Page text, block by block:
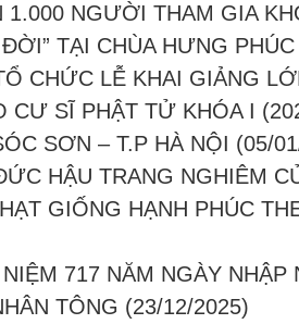
1.000 NGƯỜI THAM GIA
TẠI CHÙA HƯNG PHÚC
CHỨC LỄ KHAI GIẢNG
CƯ SĨ PHẬT TỬ KHÓA I
SƠN – T.P HÀ NỘI (05/
HẬU TRANG NGHIÊM
GIỐNG HẠNH PHÚC
717 NĂM NGÀY NHẬP
TÔNG (23/12/2025)